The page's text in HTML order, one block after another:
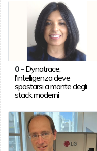
0- Dynatrace,
l'intelligenza deve
spostarsi a monte degli
stack moderni